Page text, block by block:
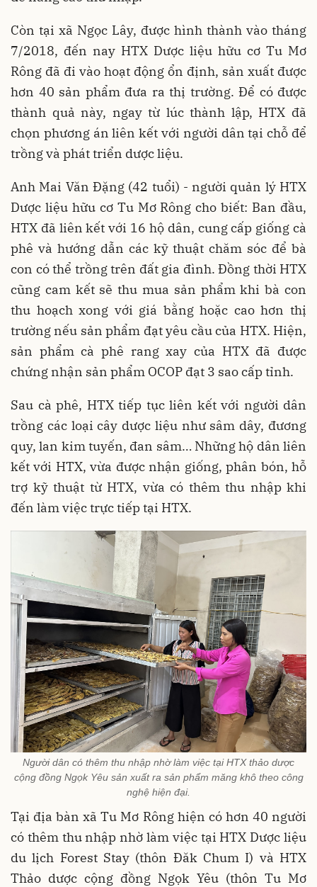
Còn tại xã Ngọc Lây, được hình thành vào tháng
7/2018, đến nay HTX Dược liệu hữu cơ Tu Mơ
Rông đã đi vào hoạt động ổn định, sản xuất được
hơn 40 sản phẩm đưa ra thị trường. Để có được
thành quả này, ngay từ lúc thành lập, HTX đã
chọn phương án liên kết với người dân tại chỗ để
trồng và phát triển dược liệu.
Anh Mai Văn Đặng (42 tuổi) - người quản lý HTX
Dược liệu hữu cơ Tu Mơ Rông cho biết: Ban đầu,
HTX đã liên kết với 16 hộ dân, cung cấp giống cà
phê và hướng dẫn các kỹ thuật chăm sóc để bà
con có thể trồng trên đất gia đình. Đồng thời HTX
cũng cam kết sẽ thu mua sản phẩm khi bà con
thu hoạch xong với giá bằng hoặc cao hơn thị
trường nếu sản phẩm đạt yêu cầu của HTX. Hiện,
sản phẩm cà phê rang xay của HTX đã được
chứng nhận sản phẩm OCOP đạt 3 sao cấp tỉnh.
Sau cà phê, HTX tiếp tục liên kết với người dân
trồng các loại cây dược liệu như sâm dây, đương
quy, lan kim tuyến, đan sâm… Những hộ dân liên
kết với HTX, vừa được nhận giống, phân bón, hỗ
trợ kỹ thuật từ HTX, vừa có thêm thu nhập khi
đến làm việc trực tiếp tại HTX.
Người dân có thêm thu nhập nhờ làm việc tại HTX thảo dược
cộng đồng Ngọk Yêu sản xuất ra sản phẩm măng khô theo công
nghệ hiện đại.
Tại địa bàn xã Tu Mơ Rông hiện có hơn 40 người
có thêm thu nhập nhờ làm việc tại HTX Dược liệu
du lịch Forest Stay (thôn Đăk Chum I) và HTX
Thảo dược cộng đồng Ngọk Yêu (thôn Tu Mơ